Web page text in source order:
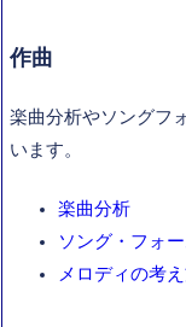
作曲
楽曲分析やソングフ
います。
楽曲分析
ソング・フォ
メロディの考